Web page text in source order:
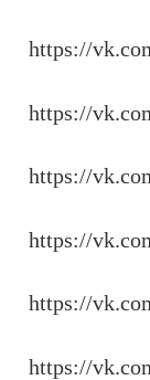
https://
https://
https://
https://
https://
https://